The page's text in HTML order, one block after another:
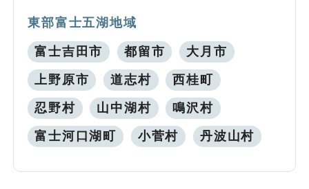
東部富士五湖地域
富士吉田市 都留市 大月市
上野原市 道志村 西桂町
忍野村 山中湖村 鳴沢村
富士河口湖町 小菅村 丹波山村